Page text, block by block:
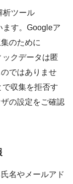
析ツール
ます。Googleア
のために
クデータは匿
ではありませ
収集を拒否す
の設定をご確認
名やメールアド